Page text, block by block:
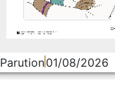
Parution01/08/2026